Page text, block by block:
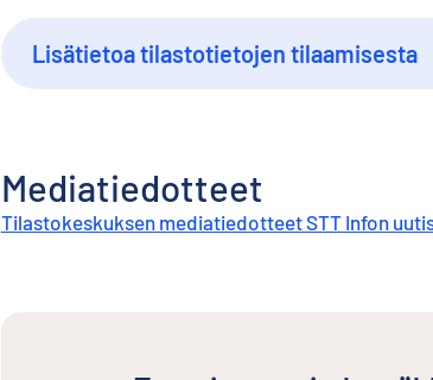
Lisätietoa tilastotietojen tilaamisesta
Mediatiedotteet
Tilastokeskuksen mediatiedotteet STT Infon